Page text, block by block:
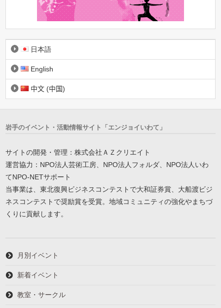
日本語
English
中文 (中国)
岩手のイベント・活動情報サイト「エンジョイいわて」
サイトの開発・管理：株式会社ＡＺクリエイト
運営協力：NPO法人芸術工房、NPO法人フォルダ、NPO法人いわ
てNPO-NETサポート
当事業は、東北復興ビジネスコンテストで大和証券賞、大船渡ビジ
ネスコンテストで奨励賞を受賞。地域コミュニティの強化やまちづ
くりに貢献します。
月別イベント
新着イベント
教室・サークル